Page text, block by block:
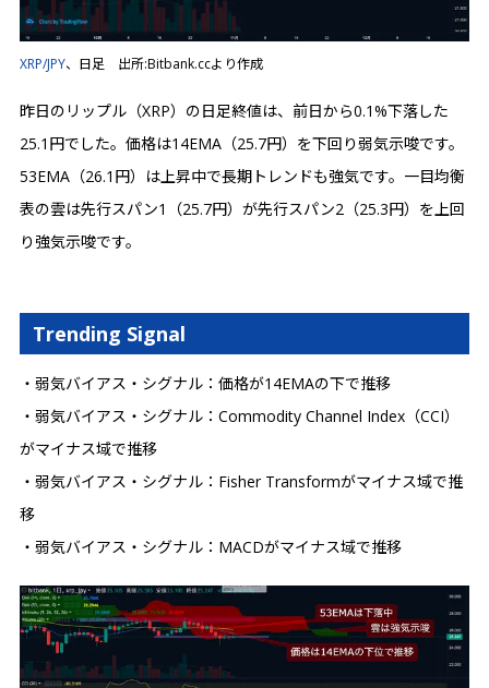
XRP/JPY、日足 出所:Bitbank.ccより作成
昨日のリップル（XRP）の日足終値は、前日から0.1%下落した
25.1円でした。価格は14EMA（25.7円）を下回り弱気示唆です。
53EMA（26.1円）は上昇中で長期トレンドも強気です。一目均衡
表の雲は先行スパン1（25.7円）が先行スパン2（25.3円）を上回
り強気示唆です。
Trending Signal
・弱気バイアス・シグナル：価格が14EMAの下で推移
・弱気バイアス・シグナル：Commodity Channel Index（CCI）
がマイナス域で推移
・弱気バイアス・シグナル：Fisher Transformがマイナス域で推
移
・弱気バイアス・シグナル：MACDがマイナス域で推移